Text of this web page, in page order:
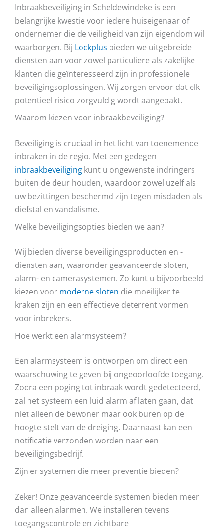
Inbraakbeveiliging in Scheldewindeke is een
belangrijke kwestie voor iedere huiseigenaar of
ondernemer die de veiligheid van zijn eigendom wil
waarborgen. Bij Lockplus bieden we uitgebreide
diensten aan voor zowel particuliere als zakelijke
klanten die geïnteresseerd zijn in professionele
beveiligingsoplossingen. Wij zorgen ervoor dat elk
potentieel risico zorgvuldig wordt aangepakt.
Waarom kiezen voor inbraakbeveiliging?
Beveiliging is cruciaal in het licht van toenemende
inbraken in de regio. Met een gedegen
inbraakbeveiliging kunt u ongewenste indringers
buiten de deur houden, waardoor zowel uzelf als
uw bezittingen beschermd zijn tegen misdaden als
diefstal en vandalisme.
Welke beveiligingsopties bieden we aan?
Wij bieden diverse beveiligingsproducten en -
diensten aan, waaronder geavanceerde sloten,
alarm- en camerasystemen. Zo kunt u bijvoorbeeld
kiezen voor moderne sloten die moeilijker te
kraken zijn en een effectieve deterrent vormen
voor inbrekers.
Hoe werkt een alarmsysteem?
Een alarmsysteem is ontworpen om direct een
waarschuwing te geven bij ongeoorloofde toegang.
Zodra een poging tot inbraak wordt gedetecteerd,
zal het systeem een luid alarm af laten gaan, dat
niet alleen de bewoner maar ook buren op de
hoogte stelt van de dreiging. Daarnaast kan een
notificatie verzonden worden naar een
beveiligingsbedrijf.
Zijn er systemen die meer preventie bieden?
Zeker! Onze geavanceerde systemen bieden meer
dan alleen alarmen. We installeren tevens
toegangscontrole en zichtbare